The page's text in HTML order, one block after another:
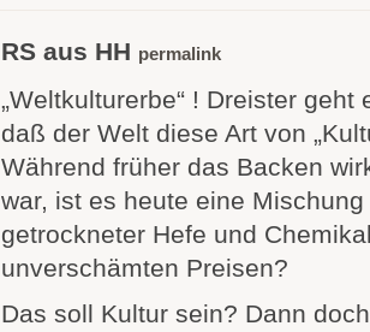
RS aus HH permalink
„Weltkulturerbe“ ! Dreister geht
daß der Welt diese Art von
Während früher das Backen
war, ist es heute eine
getrockneter Hefe und
unverschämten Preisen?
Das soll Kultur sein? Dann